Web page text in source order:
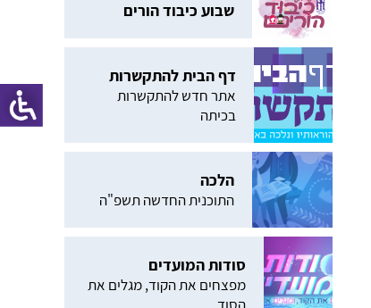
שבוע כיבוד הורים
דף הבית להתקשרות
אתר חדש להתקשרות
בכיתה
הלכה
התוכנית החדשה תשפ"ה
סודות המועדים
מפצחים את הקוד, מגלים את